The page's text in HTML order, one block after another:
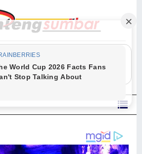
para malaikat-Nya berselawat untuk Nabi.
beriman, berselawatlah kamu untuk Nabi dan
penuh penghormatan kepadanya." (Qs. Al
Ahzab Ayat 56)